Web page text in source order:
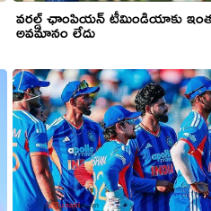
వరల్డ్ ఛాంపియన్ టీమిండియాకు
అవమానం లేదు